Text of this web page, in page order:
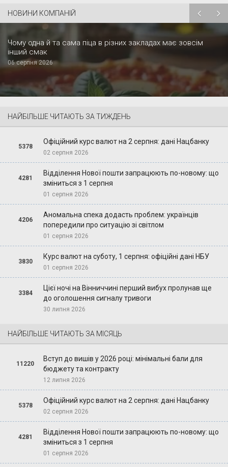
НОВИНИ КОМПАНІЙ
Чому одна й та сама піца в різних закладах має зовсім
інший смак
06 серпня 2026
НАЙБІЛЬШЕ ЧИТАЮТЬ ЗА ТИЖДЕНЬ
5378
Офіційний курс валют на 2 серпня: дані Нацбанку
02 серпня 2026
4281
Відділення Нової пошти запрацюють по-новому: що
зміниться з 1 серпня
01 серпня 2026
4206
Аномальна спека додасть проблем: українців
попередили про ситуацію зі світлом
01 серпня 2026
3830
Курс валют на суботу, 1 серпня: офіційні дані НБУ
01 серпня 2026
3384
Цієї ночі на Вінниччині перший вибух пролунав ще
до оголошення сигналу тривоги
30 липня 2026
НАЙБІЛЬШЕ ЧИТАЮТЬ ЗА МІСЯЦЬ
11220
Вступ до вишів у 2026 році: мінімальні бали для
бюджету та контракту
12 липня 2026
5378
Офіційний курс валют на 2 серпня: дані Нацбанку
02 серпня 2026
4281
Відділення Нової пошти запрацюють по-новому: що
зміниться з 1 серпня
01 серпня 2026